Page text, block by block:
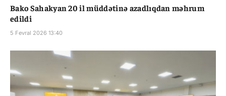
Bako Sahakyan 20 il müddətinə azadlıqdan məhrum
edildi
5 Fevral 2026 13:40